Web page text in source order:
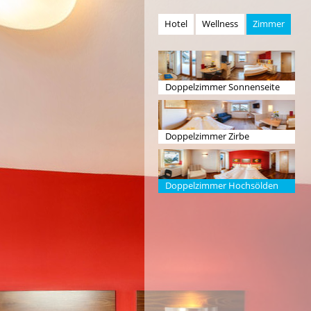
Hotel Wellness Zimmer
Doppelzimmer Sonnenseite
mit Balkon
Doppelzimmer Zirbe
Doppelzimmer Hochsölden